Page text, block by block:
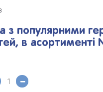
з популярними
в асортименті